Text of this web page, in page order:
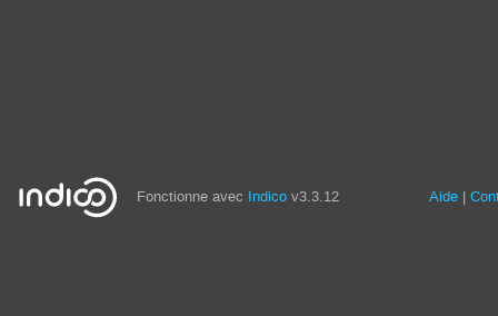
Fonctionne avec Indico v3.3.12 Aide